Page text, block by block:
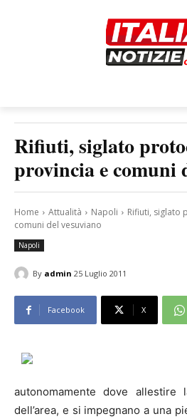
Rifiuti, siglato
provincia e comuni
Home Attualità Napoli
Rifiuti, siglato
comuni del vesuviano
Napoli
By admin 25 Luglio 2011
Facebook X
autonomamente dove allestire
dell’area, e si impegnano a una